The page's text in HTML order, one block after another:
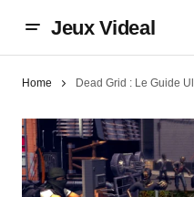
Jeux Videal
Home Dead Grid : Le Guide